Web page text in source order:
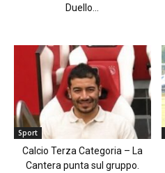
Duello...
Sport
Calcio Terza Categoria – La
Cantera punta sul gruppo.